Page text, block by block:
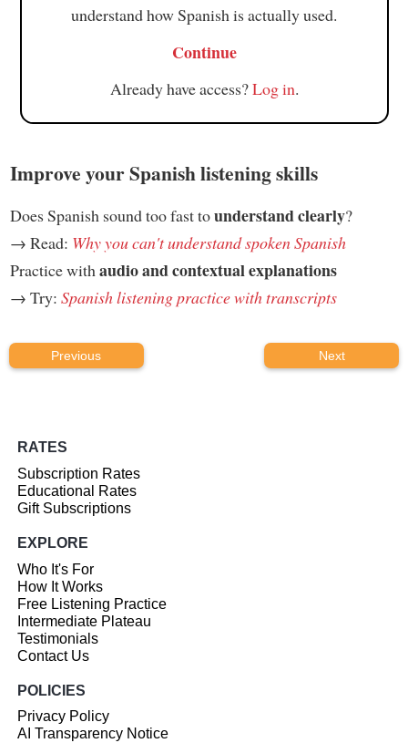
understand how Spanish is actually used.
Continue
Already have access?Log in.
Improve your Spanish listening skills
Does Spanish sound too fast tounderstand clearly?
→ Read: Why you can't understand spoken Spanish
Practice with audio and contextual explanations
→ Try: Spanish listening practice with transcripts
Previous Next
RATES
Subscription Rates
Educational Rates
Gift Subscriptions
EXPLORE
Who It's For
How It Works
Free Listening Practice
Intermediate Plateau
Testimonials
Contact Us
POLICIES
Privacy Policy
AI Transparency Notice